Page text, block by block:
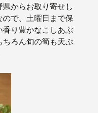
からお取り寄せし
で、土曜日まで保
り豊かなこしあぶ
ちろん旬の筍も天ぷ